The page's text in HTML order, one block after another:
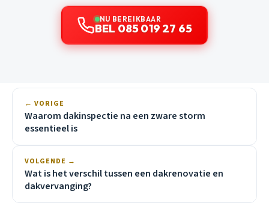
NU BEREIKBAAR
BEL 085 019 27 65
← VORIGE
Waarom dakinspectie na een zware storm
essentieel is
VOLGENDE →
Wat is het verschil tussen een dakrenovatie en
dakvervanging?